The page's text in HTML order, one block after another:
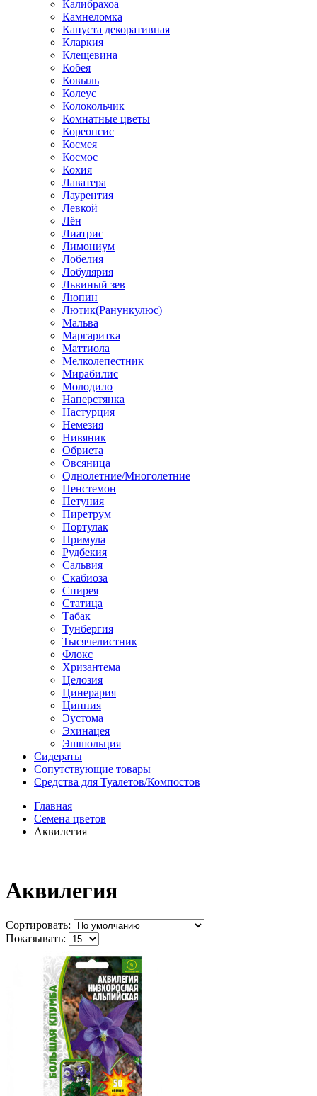
Калибрахоа
Камнеломка
Капуста декоративная
Кларкия
Клещевина
Кобея
Ковыль
Колеус
Колокольчик
Комнатные цветы
Кореопсис
Космея
Космос
Кохия
Лаватера
Лаурентия
Левкой
Лён
Лиатрис
Лимониум
Лобелия
Лобулярия
Львиный зев
Люпин
Лютик(Ранункулюс)
Мальва
Маргаритка
Маттиола
Мелколепестник
Мирабилис
Молодило
Наперстянка
Настурция
Немезия
Нивяник
Обриета
Овсяница
Однолетние/Многолетние
Пенстемон
Петуния
Пиретрум
Портулак
Примула
Рудбекия
Сальвия
Скабиоза
Спирея
Статица
Табак
Тунбергия
Тысячелистник
Флокс
Хризантема
Целозия
Цинерария
Цинния
Эустома
Эхинацея
Эшшольция
Сидераты
Сопутствующие товары
Средства для Туалетов/Компостов
Главная
Семена цветов
Аквилегия
Аквилегия
Сортировать:
Показывать: